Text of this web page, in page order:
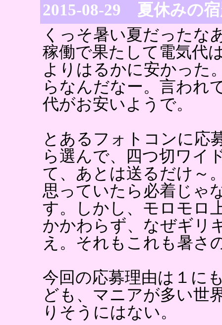
2015-08-29 夏休みの
くっそ暑い夏だったな
稼働で果たして電気代
よりはるかに安かった
らなんだなー。言われ
代がお安いようで。
とあるフォトコンに応
ら選んで、四つ切ワイ
て、あとは送るだけ～
思っていたら必着じゃ
す。しかし、モロモロ
かかわらず、なぜギリ
え。それもこれも暑さ
今回の応募理由は１に
ども、マニアが多い世
りそうにはない。